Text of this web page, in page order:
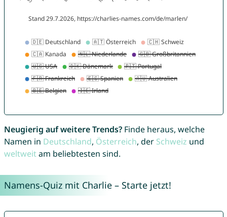
Neugierig auf weitere Trends?Finde heraus, welche
Namen in Deutschland, Österreich, der Schweiz und
weltweitam beliebtesten sind.
Namens-Quiz mit Charlie – Starte jetzt!